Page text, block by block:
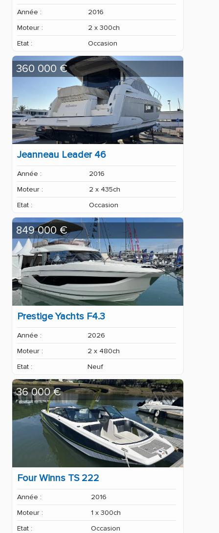
Année :
2016
Moteur :
2 x 300ch
Etat :
Occasion
Jeanneau Leader 46
Année :
2016
Moteur :
2 x 435ch
Etat :
Occasion
360 000 €
Prestige Yachts F4.3
Année :
2026
Moteur :
2 x 480ch
Etat :
Neuf
849 000 €
Four Winns TS 222
Année :
2016
Moteur :
1 x 300ch
Etat :
Occasion
36 000 €